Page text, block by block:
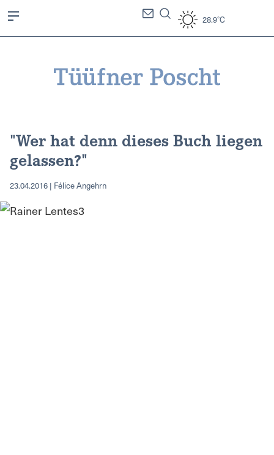
28.9°C
"Wer hat denn dieses Buch liegen
gelassen?"
23.04.2016 | Félice Angehrn